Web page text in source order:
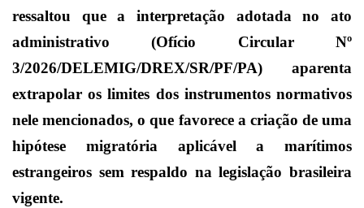
ressaltou que a interpretação adotada no ato
administrativo (Ofício Circular Nº
3/2026/DELEMIG/DREX/SR/PF/PA) aparenta
extrapolar os limites dos instrumentos normativos
nele mencionados, o que favorece a criação de uma
hipótese migratória aplicável a marítimos
estrangeiros sem respaldo na legislação brasileira
vigente.